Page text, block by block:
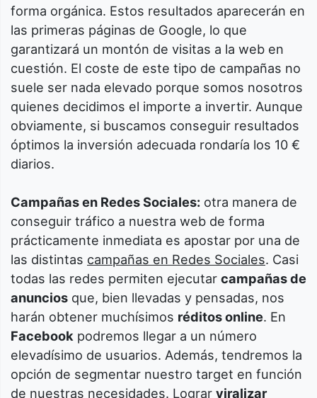
forma orgánica. Estos resultados aparecerán en
las primeras páginas de Google, lo que
garantizará un montón de visitas a la web en
cuestión. El coste de este tipo de campañas no
suele ser nada elevado porque somos nosotros
quienes decidimos el importe a invertir. Aunque
obviamente, si buscamos conseguir resultados
óptimos la inversión adecuada rondaría los 10 €
diarios.
Campañas en Redes Sociales: otra manera de
conseguir tráfico a nuestra web de forma
prácticamente inmediata es apostar por una de
las distintas campañas en Redes Sociales. Casi
todas las redes permiten ejecutar campañas de
anuncios que, bien llevadas y pensadas, nos
harán obtener muchísimos réditos online. En
Facebook podremos llegar a un número
elevadísimo de usuarios. Además, tendremos la
opción de segmentar nuestro target en función
de nuestras necesidades. Lograr viralizar